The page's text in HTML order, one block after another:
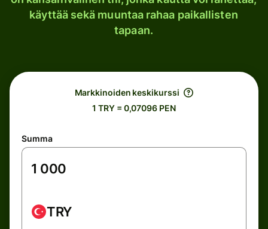
käyttää sekä muuntaa rahaa paikallisten
tapaan.
Markkinoiden keskikurssi
1 TRY = 0,07096 PEN
Summa
TRY